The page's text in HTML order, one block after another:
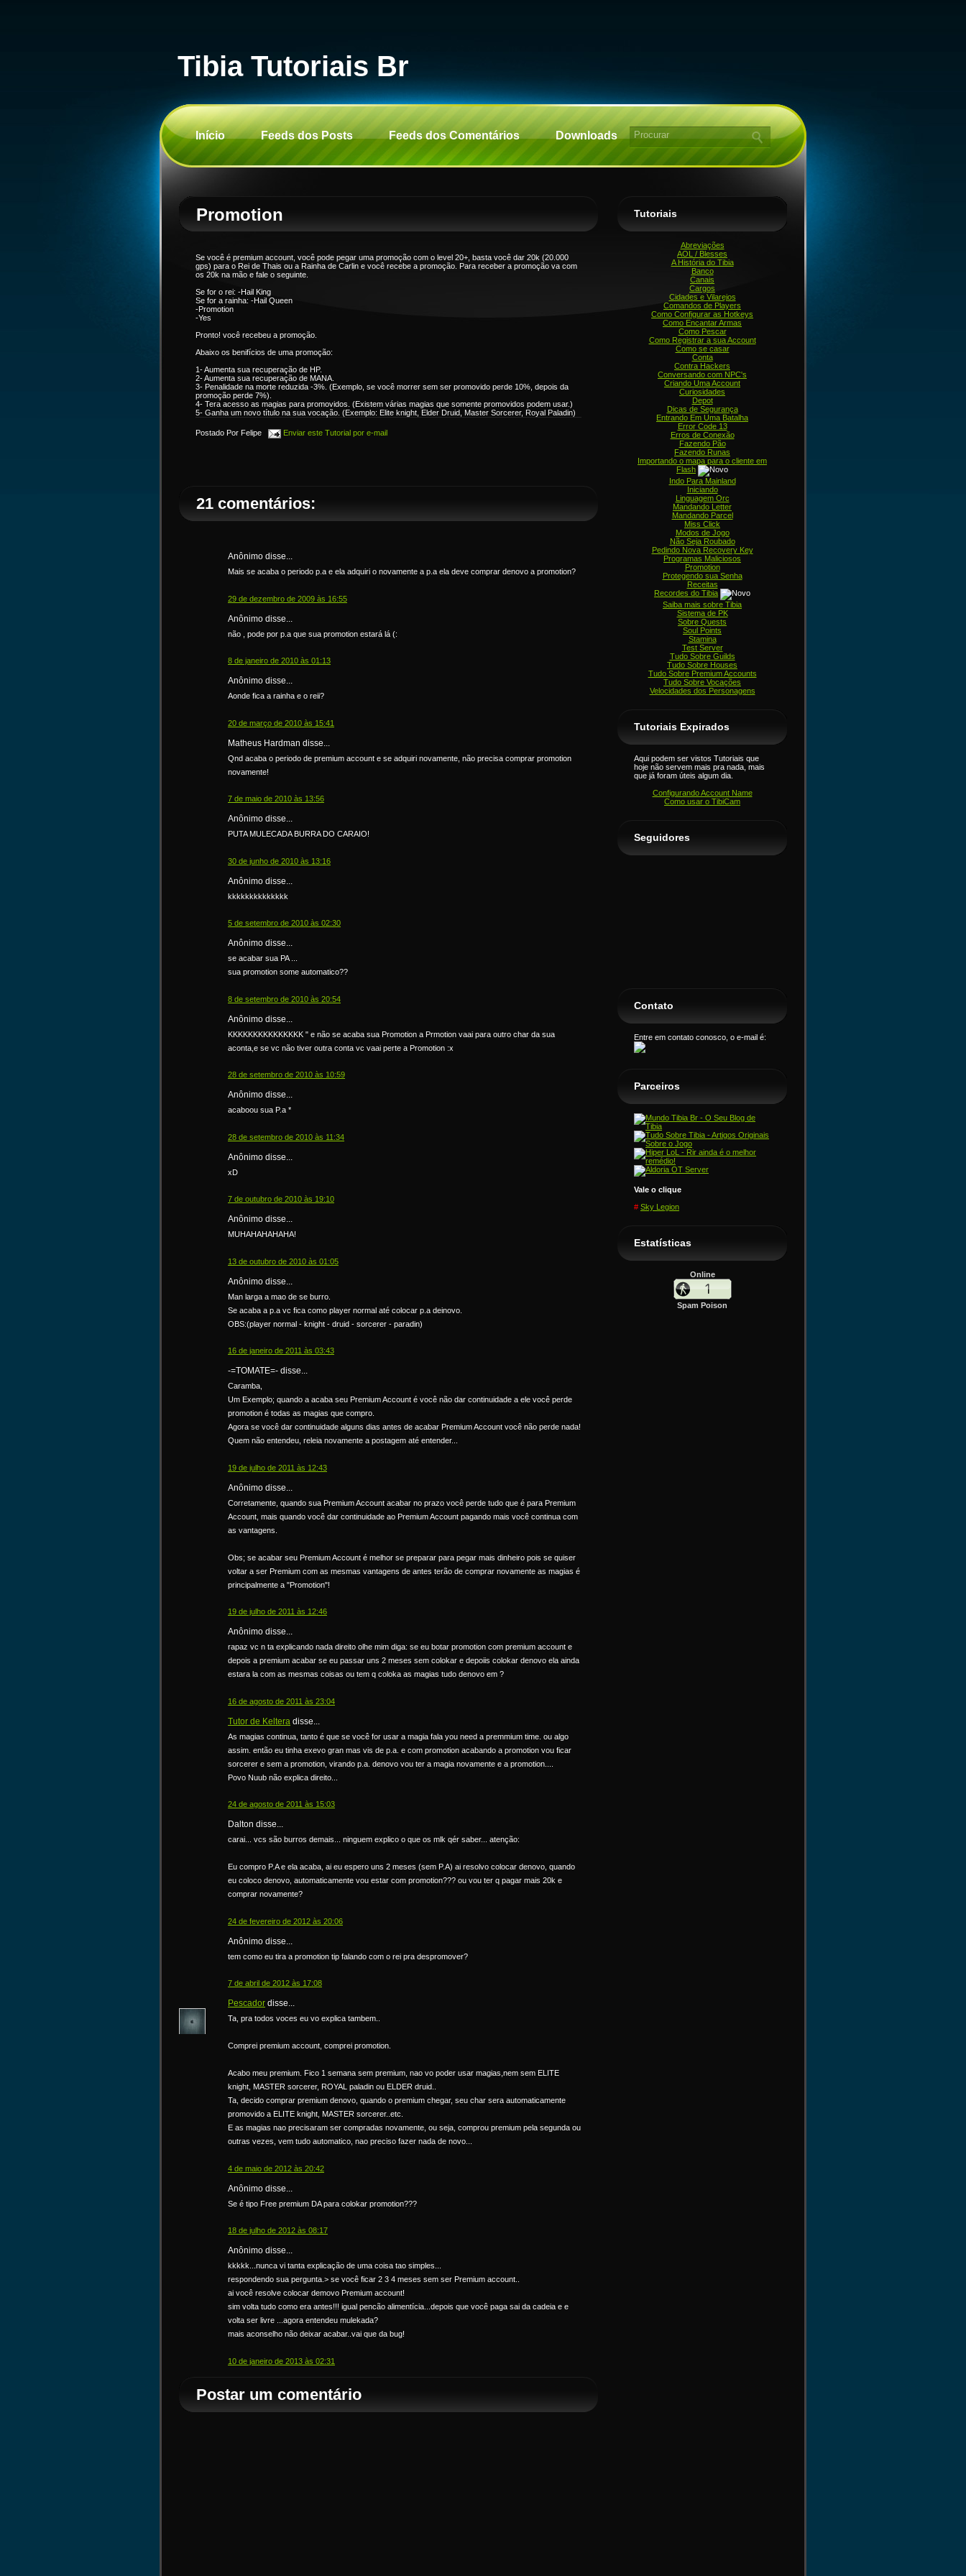
Tibia Tutoriais Br
Início Feeds dos Posts Feeds dos Comentários Downloads
Promotion
Se você é premium account, você pode pegar uma promoção com o level 20+, basta você dar 20k (20.000
gps) para o Rei de Thais ou a Rainha de Carlin e você recebe a promoção. Para receber a promoção va com
os 20k na mão e fale o seguinte.
Se for o rei: -Hail King
Se for a rainha: -Hail Queen
-Promotion
-Yes
Pronto! você recebeu a promoção.
Abaixo os benifícios de uma promoção:
1- Aumenta sua recuperação de HP.
2- Aumenta sua recuperação de MANA.
3- Penalidade na morte reduzida -3%. (Exemplo, se você morrer sem ser promovido perde 10%, depois da
promoção perde 7%).
4- Tera acesso as magias para promovidos. (Existem várias magias que somente promovidos podem usar.)
5- Ganha um novo título na sua vocação. (Exemplo: Elite knight, Elder Druid, Master Sorcerer, Royal Paladin)
Postado Por Felipe Enviar este Tutorial por e-mail
21 comentários:
Anônimo disse...
Mais se acaba o periodo p.a e ela adquiri o novamente a p.a ela deve comprar denovo a promotion?
29 de dezembro de 2009 às 16:55
Anônimo disse...
não , pode por p.a que sua promotion estará lá (:
8 de janeiro de 2010 às 01:13
Anônimo disse...
Aonde fica a rainha e o reii?
20 de março de 2010 às 15:41
Matheus Hardman disse...
Qnd acaba o periodo de premium account e se adquiri novamente, não precisa comprar promotion
novamente!
7 de maio de 2010 às 13:56
Anônimo disse...
PUTA MULECADA BURRA DO CARAIO!
30 de junho de 2010 às 13:16
Anônimo disse...
kkkkkkkkkkkkkk
5 de setembro de 2010 às 02:30
Anônimo disse...
se acabar sua PA ...
sua promotion some automatico??
8 de setembro de 2010 às 20:54
Anônimo disse...
KKKKKKKKKKKKKKK " e não se acaba sua Promotion a Prmotion vaai para outro char da sua
aconta,e se vc não tiver outra conta vc vaai perte a Promotion :x
28 de setembro de 2010 às 10:59
Anônimo disse...
acaboou sua P.a *
28 de setembro de 2010 às 11:34
Anônimo disse...
xD
7 de outubro de 2010 às 19:10
Anônimo disse...
MUHAHAHAHAHA!
13 de outubro de 2010 às 01:05
Anônimo disse...
Man larga a mao de se burro.
Se acaba a p.a vc fica como player normal até colocar p.a deinovo.
OBS:(player normal - knight - druid - sorcerer - paradin)
16 de janeiro de 2011 às 03:43
-=TOMATE=- disse...
Caramba,
Um Exemplo; quando a acaba seu Premium Account é você não dar continuidade a ele você perde
promotion é todas as magias que compro.
Agora se você dar continuidade alguns dias antes de acabar Premium Account você não perde nada!
Quem não entendeu, releia novamente a postagem até entender...
19 de julho de 2011 às 12:43
Anônimo disse...
Corretamente, quando sua Premium Account acabar no prazo você perde tudo que é para Premium
Account, mais quando você dar continuidade ao Premium Account pagando mais você continua com
as vantagens.
Obs; se acabar seu Premium Account é melhor se preparar para pegar mais dinheiro pois se quiser
voltar a ser Premium com as mesmas vantagens de antes terão de comprar novamente as magias é
principalmente a "Promotion"!
19 de julho de 2011 às 12:46
Anônimo disse...
rapaz vc n ta explicando nada direito olhe mim diga: se eu botar promotion com premium account e
depois a premium acabar se eu passar uns 2 meses sem colokar e depoiis colokar denovo ela ainda
estara la com as mesmas coisas ou tem q coloka as magias tudo denovo em ?
16 de agosto de 2011 às 23:04
Tutor de Keltera disse...
As magias continua, tanto é que se você for usar a magia fala you need a premmium time. ou algo
assim. então eu tinha exevo gran mas vis de p.a. e com promotion acabando a promotion vou ficar
sorcerer e sem a promotion, virando p.a. denovo vou ter a magia novamente e a promotion....
Povo Nuub não explica direito...
24 de agosto de 2011 às 15:03
Dalton disse...
carai... vcs são burros demais... ninguem explico o que os mlk qér saber... atenção:
Eu compro P.A e ela acaba, ai eu espero uns 2 meses (sem P.A) ai resolvo colocar denovo, quando
eu coloco denovo, automaticamente vou estar com promotion??? ou vou ter q pagar mais 20k e
comprar novamente?
24 de fevereiro de 2012 às 20:06
Anônimo disse...
tem como eu tira a promotion tip falando com o rei pra despromover?
7 de abril de 2012 às 17:08
Pescador disse...
Ta, pra todos voces eu vo explica tambem..
Comprei premium account, comprei promotion.
Acabo meu premium. Fico 1 semana sem premium, nao vo poder usar magias,nem sem ELITE
knight, MASTER sorcerer, ROYAL paladin ou ELDER druid..
Ta, decido comprar premium denovo, quando o premium chegar, seu char sera automaticamente
promovido a ELITE knight, MASTER sorcerer..etc.
E as magias nao precisaram ser compradas novamente, ou seja, comprou premium pela segunda ou
outras vezes, vem tudo automatico, nao preciso fazer nada de novo...
4 de maio de 2012 às 20:42
Anônimo disse...
Se é tipo Free premium DA para colokar promotion???
18 de julho de 2012 às 08:17
Anônimo disse...
kkkkk...nunca vi tanta explicação de uma coisa tao simples...
respondendo sua pergunta.> se você ficar 2 3 4 meses sem ser Premium account..
ai você resolve colocar demovo Premium account!
sim volta tudo como era antes!!! igual pencão alimentícia...depois que você paga sai da cadeia e e
volta ser livre ...agora entendeu mulekada?
mais aconselho não deixar acabar..vai que da bug!
10 de janeiro de 2013 às 02:31
Postar um comentário
Tutoriais
Abreviações
AOL / Blesses
A História do Tibia
Banco
Canais
Cargos
Cidades e Vilarejos
Comandos de Players
Como Configurar as Hotkeys
Como Encantar Armas
Como Pescar
Como Registrar a sua Account
Como se casar
Conta
Contra Hackers
Conversando com NPC's
Criando Uma Account
Curiosidades
Depot
Dicas de Segurança
Entrando Em Uma Batalha
Error Code 13
Erros de Conexão
Fazendo Pão
Fazendo Runas
Importando o mapa para o cliente em
Flash
Indo Para Mainland
Iniciando
Linguagem Orc
Mandando Letter
Mandando Parcel
Miss Click
Modos de Jogo
Não Seja Roubado
Pedindo Nova Recovery Key
Programas Maliciosos
Promotion
Protegendo sua Senha
Receitas
Recordes do Tibia
Saiba mais sobre Tibia
Sistema de PK
Sobre Quests
Soul Points
Stamina
Test Server
Tudo Sobre Guilds
Tudo Sobre Houses
Tudo Sobre Premium Accounts
Tudo Sobre Vocações
Velocidades dos Personagens
Tutoriais Expirados
Aqui podem ser vistos Tutoriais que
hoje não servem mais pra nada, mais
que já foram úteis algum dia.
Configurando Account Name
Como usar o TibiCam
Seguidores
Contato
Entre em contato conosco, o e-mail é:
Parceiros
Vale o clique
# Sky Legion
Estatísticas
Online
Spam Poison